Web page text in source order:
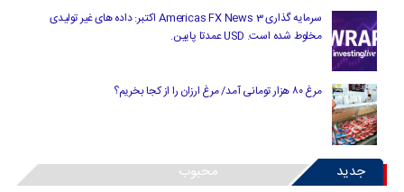
سرمایه گذاری Americas FX News 3 اکتبر: داده های غیر تولیدی
مخلوط شده است. USD عمدتا پایین.
مرغ ۸۰ هزار تومانی آمد/ مرغ ارزان را از کجا بخریم؟
جدید محبوب